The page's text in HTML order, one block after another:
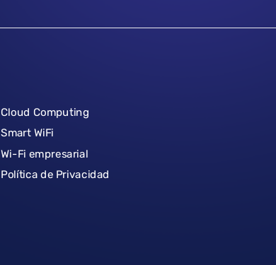
Cloud Computing
Smart WiFi
Wi-Fi empresarial
Política de Privacidad